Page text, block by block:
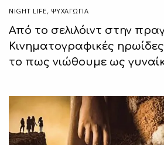
NIGHT LIFE, ΨΥΧΑΓΩΓΙΑ
Από το σελιλόιντ στην
Κινηματογραφικές
το πως νιώθουμε ως